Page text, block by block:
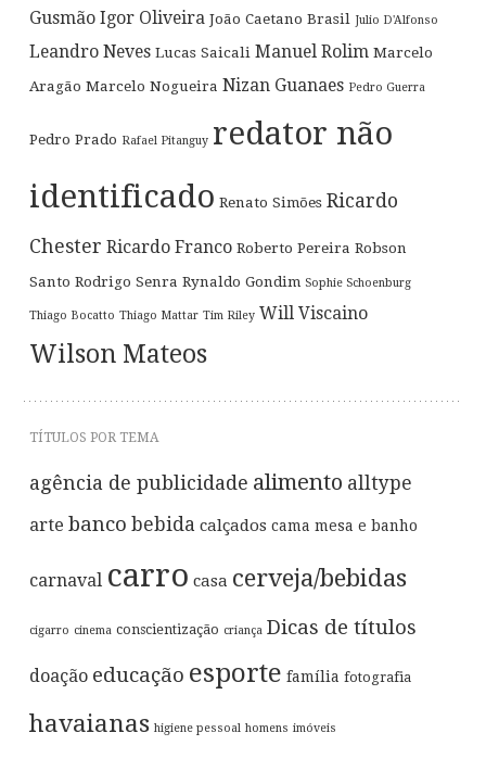
Gusmão Igor Oliveira João Caetano Brasil Julio D'Alfonso
Leandro Neves Lucas Saicali Manuel Rolim Marcelo
Aragão Marcelo Nogueira Nizan Guanaes Pedro Guerra
Pedro Prado Rafael Pitanguy redator não
identificado Renato Simões Ricardo
Chester Ricardo Franco Roberto Pereira Robson
Santo Rodrigo Senra Rynaldo Gondim Sophie Schoenburg
Thiago Bocatto Thiago Mattar Tim Riley Will Viscaino
Wilson Mateos
TÍTULOS POR TEMA
agência de publicidade alimento alltype
arte banco bebida calçados cama mesa e banho
carnaval carro casa cerveja/bebidas
cigarro cinema conscientização criança Dicas de títulos
doação educação esporte família fotografia
havaianas higiene pessoal homens imóveis